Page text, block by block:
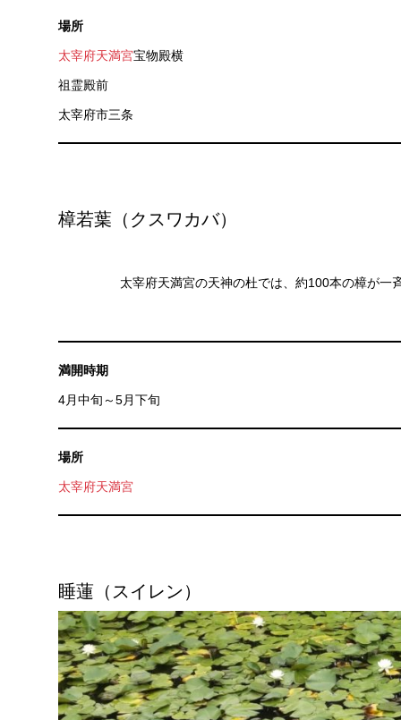
場所
太宰府天満宮宝物殿横
祖霊殿前
太宰府市三条
樟若葉（クスワカバ）
太宰府天満宮の天神の杜では、約100本の樟が一
満開時期
4月中旬～5月下旬
場所
太宰府天満宮
睡蓮（スイレン）